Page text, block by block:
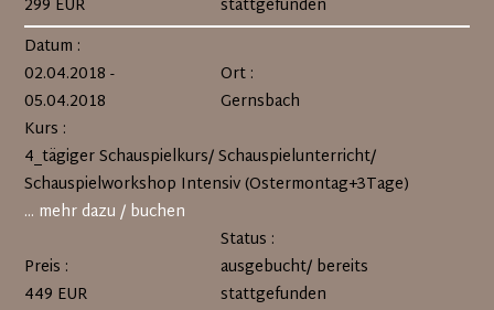
299 EUR
stattgefunden
Datum :
02.04.2018 -
05.04.2018
Ort :
Gernsbach
Kurs :
4_tägiger Schauspielkurs/ Schauspielunterricht/
Schauspielworkshop Intensiv (Ostermontag+3Tage)
... mehr dazu / buchen
Preis :
449 EUR
Status :
ausgebucht/ bereits
stattgefunden